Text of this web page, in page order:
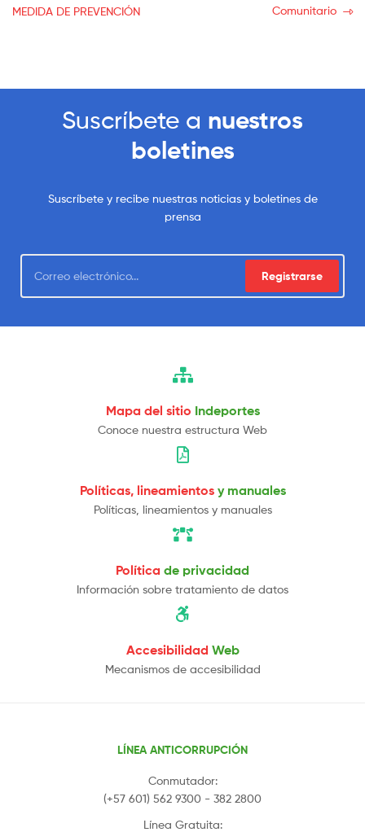
MEDIDA DE PREVENCIÓN
Comunitario
Suscríbete a nuestros
boletines
Suscríbete y recibe nuestras noticias y boletines de
prensa
Registrarse
Mapa del sitio Indeportes
Conoce nuestra estructura Web
Políticas, lineamientos y manuales
Políticas, lineamientos y manuales
Política de privacidad
Información sobre tratamiento de datos
Accesibilidad Web
Mecanismos de accesibilidad
LÍNEA ANTICORRUPCIÓN
Conmutador:
(+57 601) 562 9300 - 382 2800
Línea Gratuita: